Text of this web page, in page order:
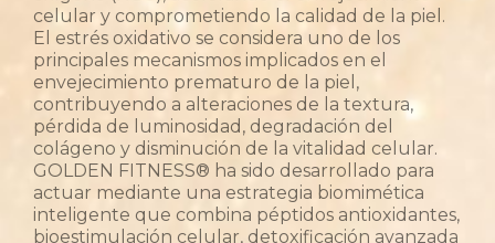
celular y comprometiendo la calidad de la piel.
El estrés oxidativo se considera uno de los
principales mecanismos implicados en el
envejecimiento prematuro de la piel,
contribuyendo a alteraciones de la textura,
pérdida de luminosidad, degradación del
colágeno y disminución de la vitalidad celular.
GOLDEN FITNESS® ha sido desarrollado para
actuar mediante una estrategia biomimética
inteligente que combina péptidos antioxidantes,
bioestimulación celular, detoxificación avanzada